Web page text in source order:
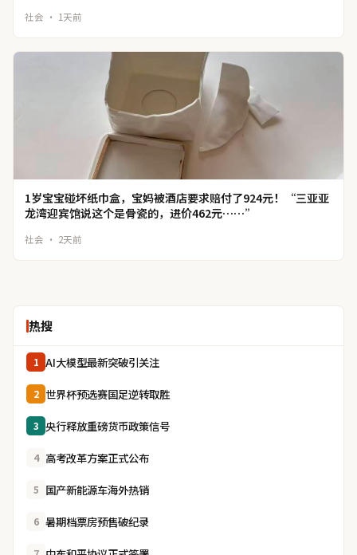
社会 · 1天前
1岁宝宝碰坏纸巾盒，宝妈被酒店要求赔付了924元！“三亚亚
龙湾迎宾馆说这个是骨瓷的，进价462元……”
社会 · 2天前
热搜
1 AI大模型最新突破引关注
2 世界杯预选赛国足逆转取胜
3 央行释放重磅货币政策信号
4 高考改革方案正式公布
5 国产新能源车海外热销
6 暑期档票房预售破纪录